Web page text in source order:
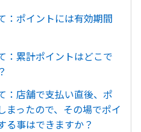
：ポイントには有効期間
：累計ポイントはどこで
：店舗で支払い直後、ポ
まったので、その場でポイ
る事はできますか？